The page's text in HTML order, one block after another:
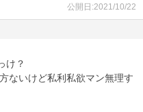
公開日:2021/10/22
け？
ないけど私利私欲マン無理す